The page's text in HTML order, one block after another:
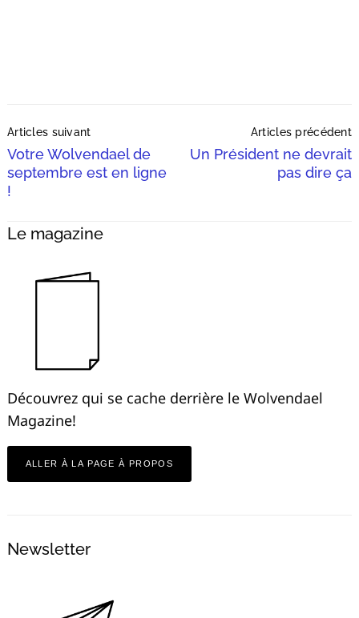
Navigation
Articles suivant
Votre Wolvendael de
septembre est en ligne
!
Articles précédent
Un Président ne devrait
pas dire ça
Le magazine
Découvrez qui se cache derrière le Wolvendael
Magazine!
ALLER À LA PAGE À PROPOS
Newsletter